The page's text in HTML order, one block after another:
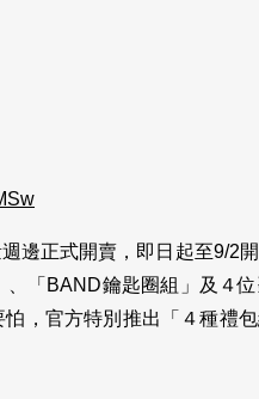
邊正式開賣，即日起至9/2
「BAND鑰匙圈組」及４
，官方特別推出「４種禮